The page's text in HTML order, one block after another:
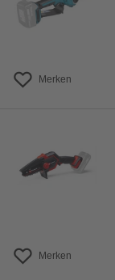
Merken
Merken